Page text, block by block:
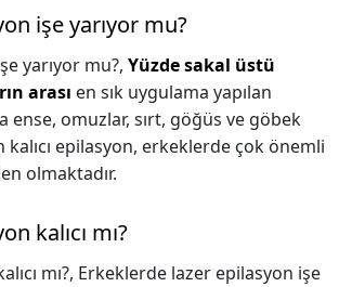
işe yarıyor mu?
yarıyor mu?, Yüzde sakal üstü
arası en sık uygulama yapılan
ense, omuzlar, sırt, göğüs ve göbek
kalıcı epilasyon, erkeklerde çok önemli
olmaktadır.
kalıcı mı?
mı?, Erkeklerde lazer epilasyon işe